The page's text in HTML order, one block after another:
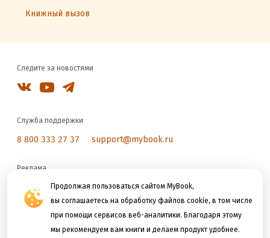
Продолжая пользоваться сайтом MyBook,
вы соглашаетесь на обработку файлов cookie, в том числе
при помощи сервисов веб-аналитики. Благодаря этому
мы рекомендуем вам книги и делаем продукт удобнее.
Книжный вызов
Следите за новостями
Служба поддержки
8 800 333 27 37 support@mybook.ru
Реклама
reklama@litres.ru
Мы принимаем к оплате